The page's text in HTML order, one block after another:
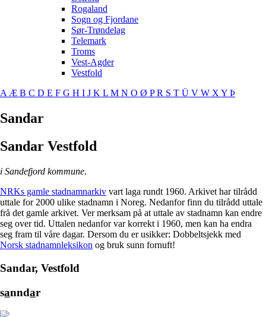
Rogaland
Sogn og Fjordane
Sør-Trøndelag
Telemark
Troms
Vest-Agder
Vestfold
AÆ B C D E F G H I J K L M N O Ø PR S T Ü V W XY Þ
Sandar
Sandar Vestfold
i Sandefjord kommune.
NRKs gamle stadnamnarkiv vart laga rundt 1960. Arkivet har tilrådd
uttale for 2000 ulike stadnamn i Noreg. Nedanfor finn du tilrådd uttale
frå det gamle arkivet. Ver merksam på at uttale av stadnamn kan endre
seg over tid. Uttalen nedanfor var korrekt i 1960, men kan ha endra
seg fram til våre dagar. Dersom du er usikker: Dobbeltsjekk med
Norsk stadnamnleksikon og bruk sunn fornuft!
Sandar, Vestfold
sanndar